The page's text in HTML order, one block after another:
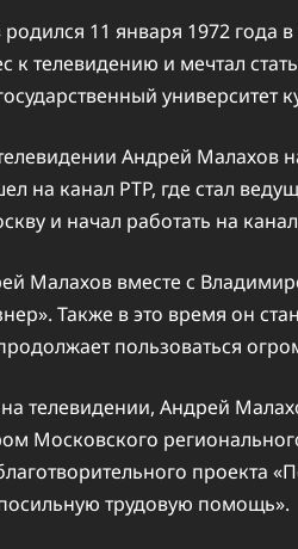
11 января 1972 года
к телевидению и мечтал
университет
Андрей Малахов
на канал РТР, где стал
и начал работать на
Малахов вместе с
Также в это время он
пользоваться
телевидении, Андрей
Московского
проекта
трудовую помощь».